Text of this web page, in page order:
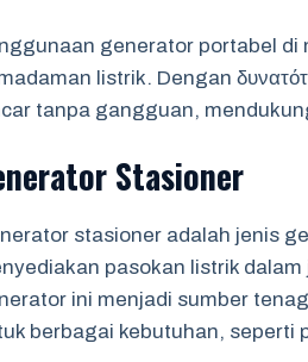
generator portabel
listrik. Dengan
tanpa gangguan,
Stasioner
stasioner adalah jenis
pasokan listrik
ini menjadi sumber
berbagai kebutuhan, seperti